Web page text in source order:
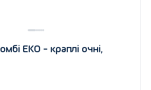
ЕКО - краплі очні,